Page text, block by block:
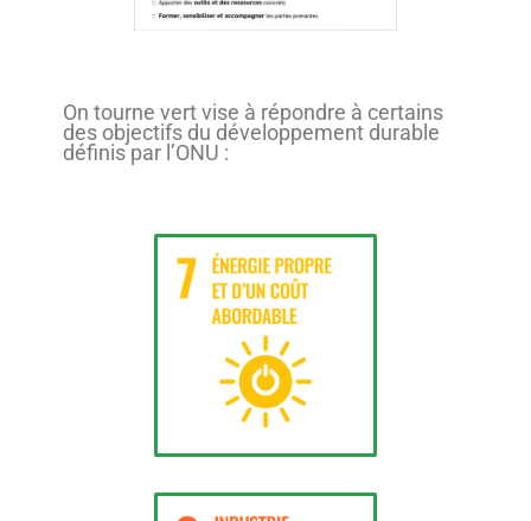
On tourne vert vise à répondre à certains
des objectifs du développement durable
définis par l’ONU :